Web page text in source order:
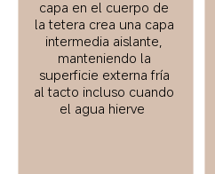
capa en el cuerpo de
la tetera crea una capa
intermedia aislante,
manteniendo la
superficie externa fría
al tacto incluso cuando
el agua hierve